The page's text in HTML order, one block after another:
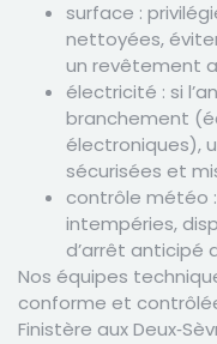
surface :
nettoyées,
un revêtement
électricité : si
branchement
électroniques),
sécurisées et
contrôle météo
intempéries,
d’arrêt anticipé
Nos équipes
conforme et
Finistère aux